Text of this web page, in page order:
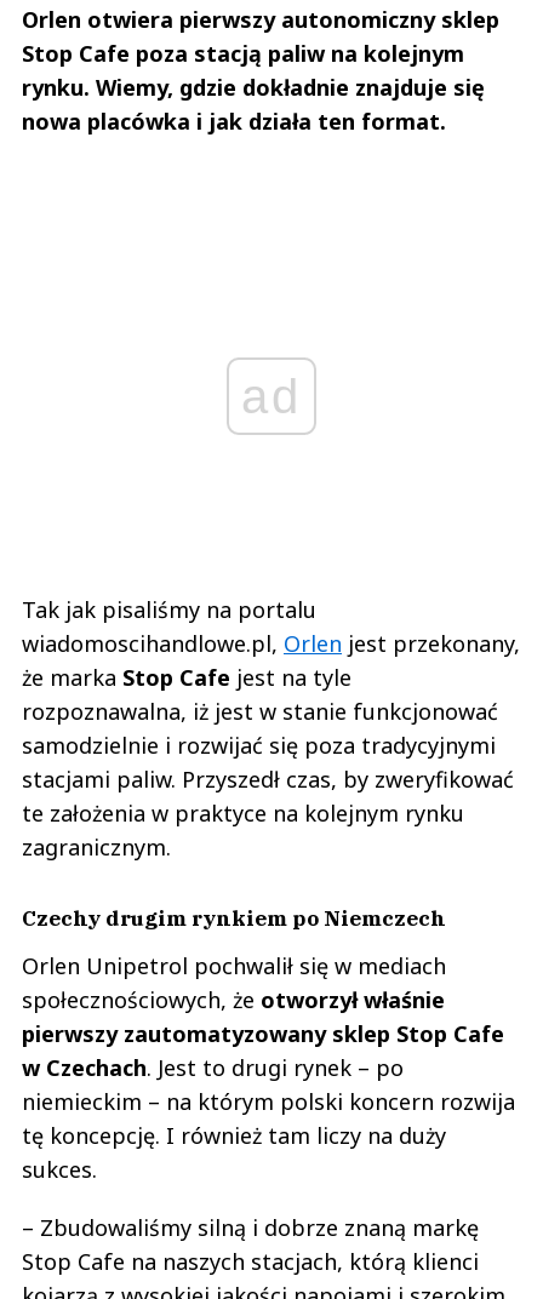
Orlen otwiera pierwszy autonomiczny sklep
Stop Cafe poza stacją paliw na kolejnym
rynku. Wiemy, gdzie dokładnie znajduje się
nowa placówka i jak działa ten format.
ad
Tak jak pisaliśmy na portalu
wiadomoscihandlowe.pl, Orlen jest przekonany,
że marka Stop Cafe jest na tyle
rozpoznawalna, iż jest w stanie funkcjonować
samodzielnie i rozwijać się poza tradycyjnymi
stacjami paliw. Przyszedł czas, by zweryfikować
te założenia w praktyce na kolejnym rynku
zagranicznym.
Czechy drugim rynkiem po Niemczech
Orlen Unipetrol pochwalił się w mediach
społecznościowych, że otworzył właśnie
pierwszy zautomatyzowany sklep Stop Cafe
w Czechach. Jest to drugi rynek – po
niemieckim – na którym polski koncern rozwija
tę koncepcję. I również tam liczy na duży
sukces.
– Zbudowaliśmy silną i dobrze znaną markę
Stop Cafe na naszych stacjach, którą klienci